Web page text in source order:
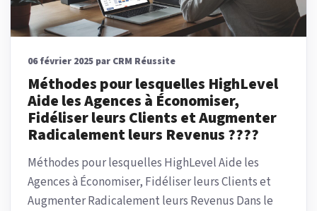
06 février 2025 par CRM Réussite
Méthodes pour lesquelles HighLevel
Aide les Agences à Économiser,
Fidéliser leurs Clients et Augmenter
Radicalement leurs Revenus ????
Méthodes pour lesquelles HighLevel Aide les
Agences à Économiser, Fidéliser leurs Clients et
Augmenter Radicalement leurs Revenus Dans le